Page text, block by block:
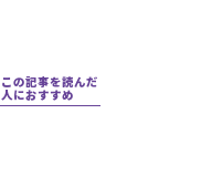
この記事を読んだ
人におすすめ